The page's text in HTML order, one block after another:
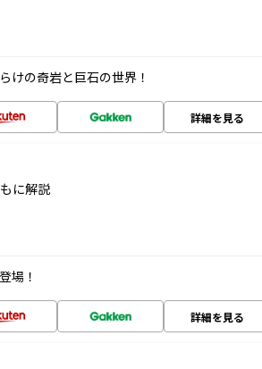
けの奇岩と巨石の世界！
詳細を見る
に解説
場！
詳細を見る